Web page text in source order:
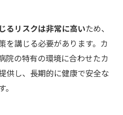
るリスクは非常に高いため、
を講じる必要があります。カ
院の特有の環境に合わせたカ
供し、長期的に健康で安全な